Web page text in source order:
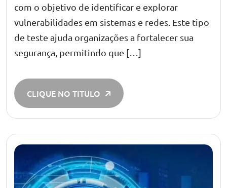
com o objetivo de identificar e explorar
vulnerabilidades em sistemas e redes. Este tipo
de teste ajuda organizações a fortalecer sua
segurança, permitindo que […]
CLIQUE NO TITULO